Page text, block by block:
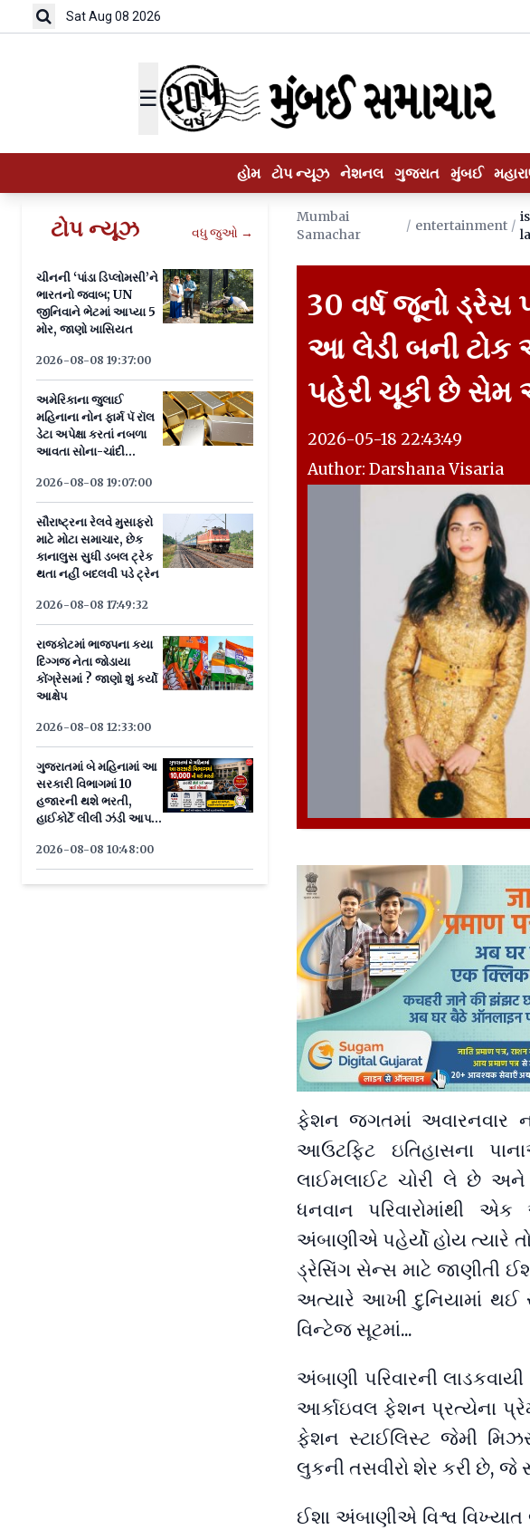
Sat Aug 08 2026
☰
હોમ ટોપ ન્યૂઝ નેશનલ ગુજરાત મુંબઈ
ટોપ ન્યૂઝ વધુ જુઓ →
ચીનની ‘પાંડા ડિપ્લોમસી’ને
ભારતનો જવાબ; UN
જીનિવાને ભેટમાં આપ્યા 5
મોર, જાણો ખાસિયત
2026-08-08 19:37:00
અમેરિકાના જુલાઈ
મહિનાના નોન ફાર્મ પૅ રૉલ
ડેટા અપેક્ષા કરતાં નબળા
આવતા સોના-ચાંદી
2026-08-08 19:07:00
સૌરાષ્ટ્રના રેલવે મુસાફરો
માટે મોટા સમાચાર, છેક
કાનાલુસ સુધી ડબલ ટ્રેક
થતા નહીં બદલવી પડે ટ્રેન
2026-08-08 17:49:32
રાજકોટમાં ભાજપના કયા
દિગ્ગજ નેતા જોડાયા
કોંગ્રેસમાં ? જાણો શું કર્યો
આક્ષેપ
2026-08-08 12:33:00
ગુજરાતમાં બે મહિનામાં આ
સરકારી વિભાગમાં 10
હજારની થશે ભરતી,
હાઈકોર્ટે લીલી ઝંડી આપતાં
2026-08-08 10:48:00
Mumbai
Samachar
/ entertainment /
30 વર્ષ જૂનો ડ્રેસ
આ લેડી બની ટોક
પહેરી ચૂકી છે સેમ
2026-05-18 22:43:49
Author: Darshana Visaria
ફેશન જગતમાં અવારનવાર
આઉટફિટ ઇતિહાસના
લાઈમલાઈટ ચોરી લે છે
ધનવાન પરિવારોમાંથી
અંબાણીએ પહેર્યો હોય ત્યારે
ડ્રેસિંગ સેન્સ માટે જાણીતી
અત્યારે આખી દુનિયામાં
વિન્ટેજ સૂટમાં...
અંબાણી પરિવારની
આર્કાઇવલ ફેશન પ્રત્યેના
ફેશન સ્ટાઈલિસ્ટ જેમી
લુકની તસવીરો શેર કરી છે, જે
ઈશા અંબાણીએ વિશ્વ